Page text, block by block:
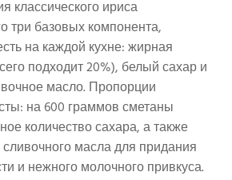
классического ириса
три базовых компонента,
на каждой кухне: жирная
подходит 20%), белый сахар и
масло. Пропорции
на 600 граммов сметаны
количество сахара, а также
масла для придания
и нежного молочного привкуса.